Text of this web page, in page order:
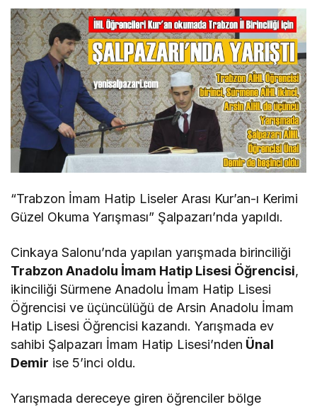
“Trabzon İmam Hatip Liseler Arası Kur’an-ı Kerimi
Güzel Okuma Yarışması” Şalpazarı’nda yapıldı.
Cinkaya Salonu’nda yapılan yarışmada birinciliği
Trabzon Anadolu İmam Hatip Lisesi Öğrencisi,
ikinciliği Sürmene Anadolu İmam Hatip Lisesi
Öğrencisi ve üçüncülüğü de Arsin Anadolu İmam
Hatip Lisesi Öğrencisi kazandı. Yarışmada ev
sahibi Şalpazarı İmam Hatip Lisesi’nden Ünal
Demir ise 5’inci oldu.
Yarışmada dereceye giren öğrenciler bölge